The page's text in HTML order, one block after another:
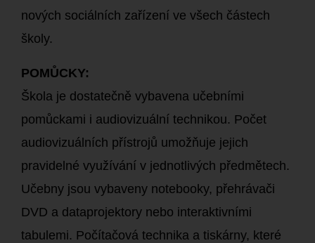
nových sociálních zařízení ve všech částech
školy.
POMŮCKY:
Škola je dostatečně vybavena učebními
pomůckami i audiovizuální technikou. Počet
audiovizuálních přístrojů umožňuje jejich
pravidelné využívání v jednotlivých předmětech.
Učebny jsou vybaveny notebooky, přehrávači
DVD a dataprojektory nebo interaktivními
tabulemi. Počítačová technika a tiskárny, které